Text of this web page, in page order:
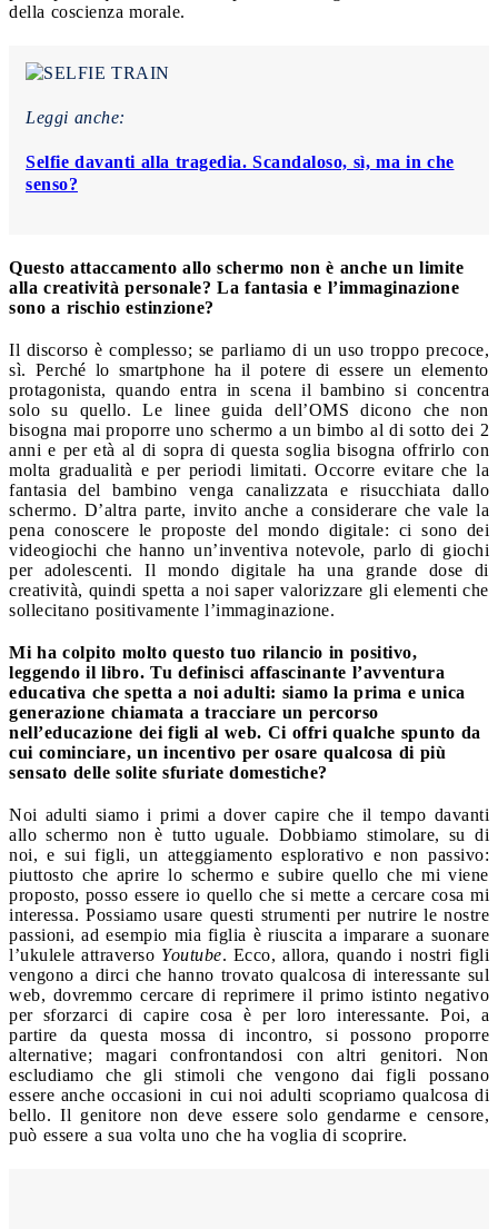
della coscienza morale.
Leggi anche:
Selfie davanti alla tragedia. Scandaloso, sì, ma in che
senso?
Questo attaccamento allo schermo non è anche un limite
alla creatività personale? La fantasia e l’immaginazione
sono a rischio estinzione?
Il discorso è complesso; se parliamo di un uso troppo precoce,
sì. Perché lo smartphone ha il potere di essere un elemento
protagonista, quando entra in scena il bambino si concentra
solo su quello. Le linee guida dell’OMS dicono che non
bisogna mai proporre uno schermo a un bimbo al di sotto dei 2
anni e per età al di sopra di questa soglia bisogna offrirlo con
molta gradualità e per periodi limitati. Occorre evitare che la
fantasia del bambino venga canalizzata e risucchiata dallo
schermo. D’altra parte, invito anche a considerare che vale la
pena conoscere le proposte del mondo digitale: ci sono dei
videogiochi che hanno un’inventiva notevole, parlo di giochi
per adolescenti. Il mondo digitale ha una grande dose di
creatività, quindi spetta a noi saper valorizzare gli elementi che
sollecitano positivamente l’immaginazione.
Mi ha colpito molto questo tuo rilancio in positivo,
leggendo il libro. Tu definisci affascinante l’avventura
educativa che spetta a noi adulti: siamo la prima e unica
generazione chiamata a tracciare un percorso
nell’educazione dei figli al web. Ci offri qualche spunto da
cui cominciare, un incentivo per osare qualcosa di più
sensato delle solite sfuriate domestiche?
Noi adulti siamo i primi a dover capire che il tempo davanti
allo schermo non è tutto uguale. Dobbiamo stimolare, su di
noi, e sui figli, un atteggiamento esplorativo e non passivo:
piuttosto che aprire lo schermo e subire quello che mi viene
proposto, posso essere io quello che si mette a cercare cosa mi
interessa. Possiamo usare questi strumenti per nutrire le nostre
passioni, ad esempio mia figlia è riuscita a imparare a suonare
l’ukulele attraverso Youtube. Ecco, allora, quando i nostri figli
vengono a dirci che hanno trovato qualcosa di interessante sul
web, dovremmo cercare di reprimere il primo istinto negativo
per sforzarci di capire cosa è per loro interessante.
Poi, a
partire da questa mossa di incontro, si possono proporre
alternative; magari confrontandosi con altri genitori. Non
escludiamo che gli stimoli che vengono dai figli possano
essere anche occasioni in cui noi adulti scopriamo qualcosa di
bello. Il genitore non deve essere solo gendarme e censore,
può essere a sua volta uno che ha voglia di scoprire.